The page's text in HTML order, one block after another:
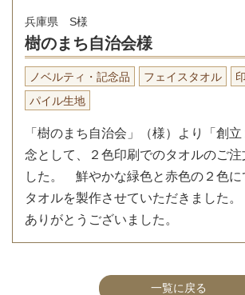
兵庫県 S様
樹のまち自治会様
ノベルティ・記念品 フェイスタオル
パイル生地
「樹のまち自治会」（様）より「創
念として、２色印刷でのタオルのご注
した。 鮮やかな緑色と赤色の２色に
タオルを製作させていただきました。
ありがとうございました。
一覧に戻る